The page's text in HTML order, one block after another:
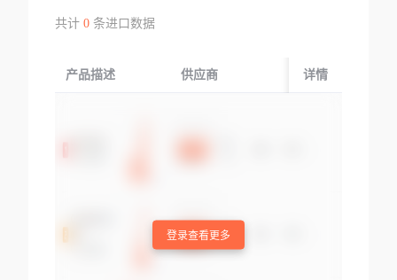
共计 0条进口数据
产品描述 供应商 起运国/地区
详情
登录查看更多